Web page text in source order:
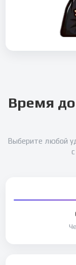
Время
Выберите любой